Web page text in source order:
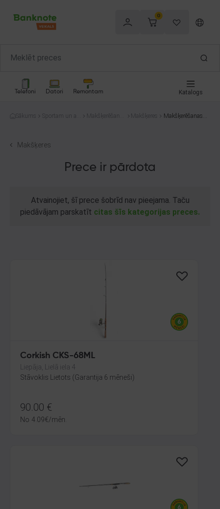
0
Telefoni Datori Remontam Katalogs
Sākums
Sportam un at
Makšķerēšana
Makšķeres
Makšķerēšanas
Makšķeres
Prece ir pārdota
Atvainojiet, šī prece šobrīd nav pieejama. Taču
piedāvājam parskatīt citas šīs kategorijas preces.
Corkish CKS-68ML
Liepāja, Lielā iela 4
Stāvoklis Lietots (Garantija 6 mēneši)
90.00 €
No 4.09€/mēn.